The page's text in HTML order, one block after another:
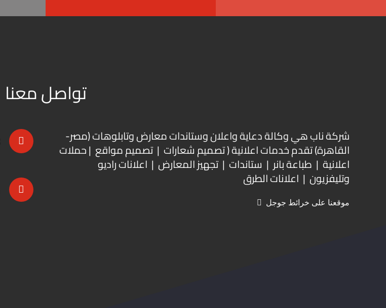
تواصل معنا
شركة ناب هي وكالة دعاية واعلان وستاندات معارضوتابلوهات(مصر-
القاهرة) تقدم خدمات اعلانية ( تصميم شعارات | تصميم مواقع | حملات
اعلانية | طباعة بانر | ستاندات | تجهيز المعارض | اعلانات راديو
وتليفزيون | اعلانات الطرق
موقعنا على خرائط جوجل